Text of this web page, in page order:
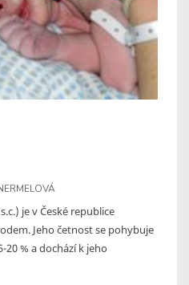
je v České republice
Jeho četnost se pohybuje
% a dochází k jeho